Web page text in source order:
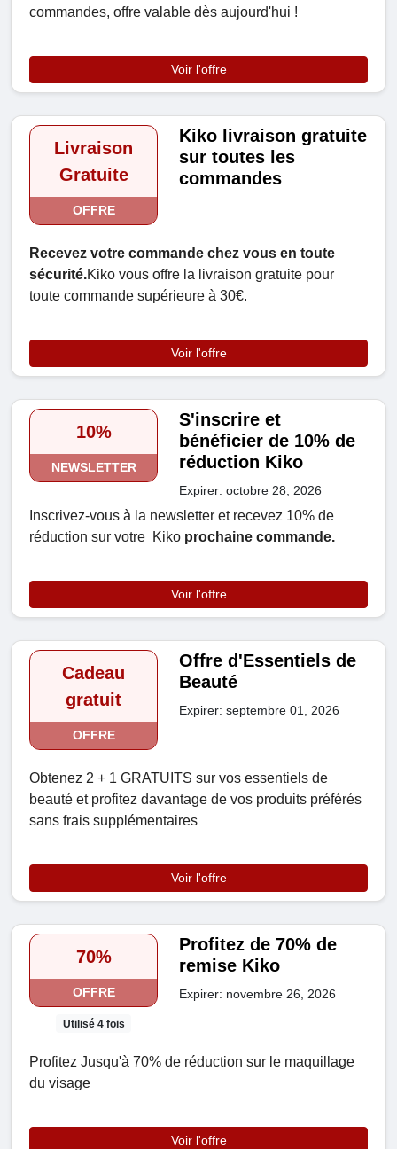
commandes, offre valable dès aujourd'hui !
Voir l'offre
Livraison
Gratuite
OFFRE
Kiko livraison gratuite
sur toutes les
commandes
Recevez votre commande chez vous en toute
sécurité.Kiko vous offre la livraison gratuite pour
toute commande supérieure à 30€.
Voir l'offre
10%
NEWSLETTER
S'inscrire et
bénéficier de 10% de
réduction Kiko
Expirer: octobre 28, 2026
Inscrivez-vous à la newsletter et recevez 10% de
réduction sur votre Kiko prochaine commande.
Voir l'offre
Cadeau
gratuit
OFFRE
Offre d'Essentiels de
Beauté
Expirer: septembre 01, 2026
Obtenez 2 + 1 GRATUITS sur vos essentiels de
beauté et profitez davantage de vos produits préférés
sans frais supplémentaires
Voir l'offre
70%
OFFRE
Utilisé 4 fois
Profitez de 70% de
remise Kiko
Expirer: novembre 26, 2026
Profitez Jusqu'à 70% de réduction sur le maquillage
du visage
Voir l'offre